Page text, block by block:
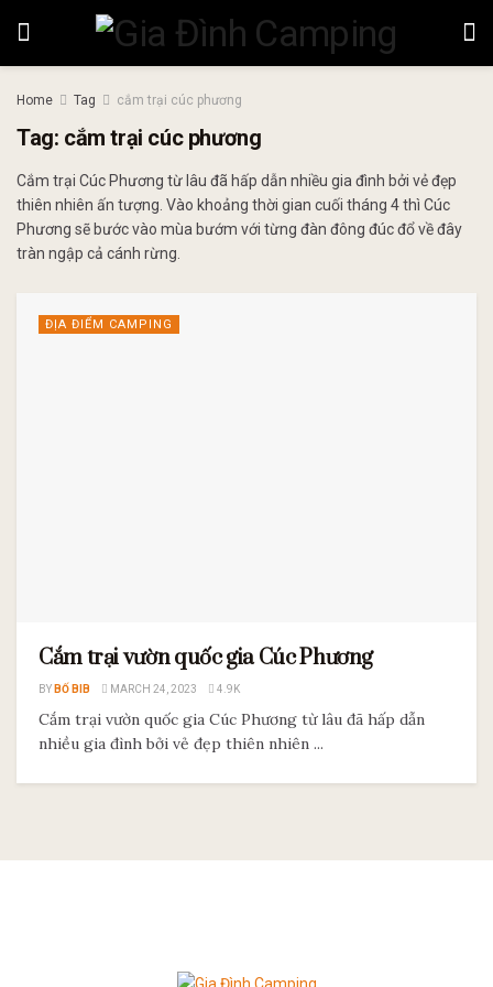
Home Tag cắm trại cúc phương
Tag: cắm trại cúc phương
Cắm trại Cúc Phương từ lâu đã hấp dẫn nhiều gia đình bởi vẻ đẹp
thiên nhiên ấn tượng. Vào khoảng thời gian cuối tháng 4 thì Cúc
Phương sẽ bước vào mùa bướm với từng đàn đông đúc đổ về đây
tràn ngập cả cánh rừng.
ĐỊA ĐIỂM CAMPING
Cắm trại vườn quốc gia Cúc Phương
BY BỐ BIB MARCH 24, 2023 4.9K
Cắm trại vườn quốc gia Cúc Phương từ lâu đã hấp dẫn
nhiều gia đình bởi vẻ đẹp thiên nhiên ...